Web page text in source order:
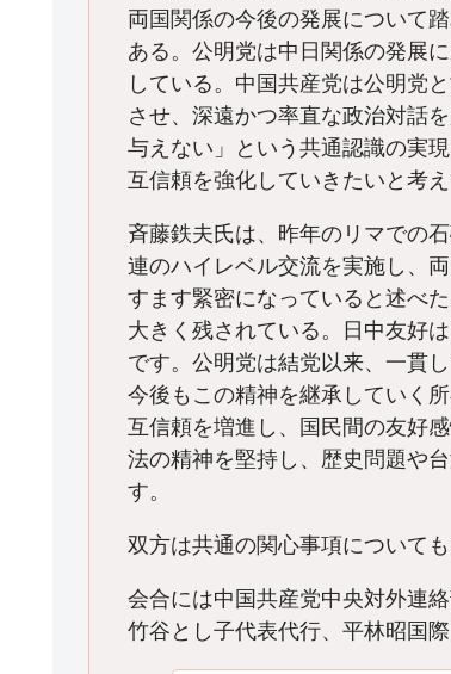
両国関係の今後の発展について
ある。公明党は中日関係の発展
している。中国共産党は公明党
させ、深遠かつ率直な政治対話
与えない」という共通認識の実
互信頼を強化していきたいと考え
斉藤鉄夫氏は、昨年のリマでの
連のハイレベル交流を実施し、
すます緊密になっていると述べ
大きく残されている。日中友好
です。公明党は結党以来、一貫
今後もこの精神を継承していく
互信頼を増進し、国民間の友好
法の精神を堅持し、歴史問題や
す。
双方は共通の関心事項について
会合には中国共産党中央対外連
竹谷とし子代表代行、平林昭国